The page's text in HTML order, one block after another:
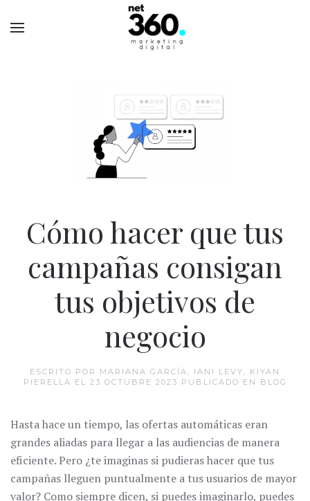
Cómo hacer que tus
campañas consigan
tus objetivos de
negocio
ESCRITO POR MARIANA GARCÍA, IANI LEVY, KIYAN
PIERELLA EL 23 OCTUBRE 2023 PUBLICADO EN BLOG
Hasta hace un tiempo, las ofertas automáticas eran
grandes aliadas para llegar a las audiencias de manera
eficiente. Pero ¿te imaginas si pudieras hacer que tus
campañas lleguen puntualmente a tus usuarios de mayor
valor? Como siempre dicen, si puedes imaginarlo, puedes